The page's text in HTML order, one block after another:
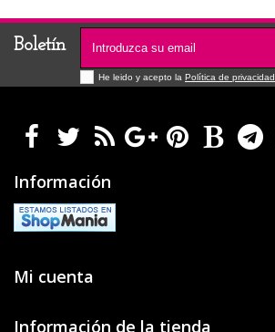
Boletín
He leido y acepto la Política de privacidad
Información
Mi cuenta
Información de la tienda